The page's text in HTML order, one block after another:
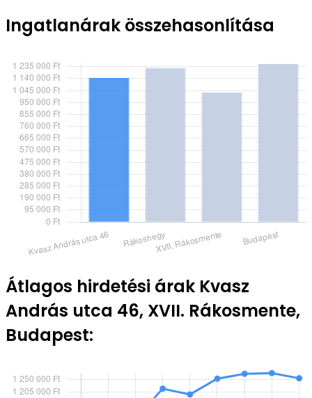
Ingatlanárak összehasonlítása
Átlagos hirdetési árak Kvasz
András utca 46, XVII. Rákosmente,
Budapest: